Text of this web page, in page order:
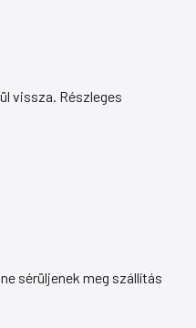
vissza. Részleges
sérüljenek meg szállítás